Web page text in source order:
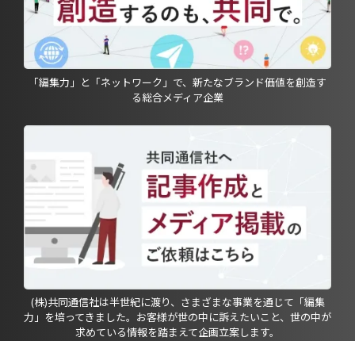
「編集力」と「ネットワーク」で、新たなブランド価値を創造す
る総合メディア企業
(株)共同通信社は半世紀に渡り、さまざまな事業を通じて「編集
力」を培ってきました。お客様が世の中に訴えたいこと、世の中が
求めている情報を踏まえて企画立案します。